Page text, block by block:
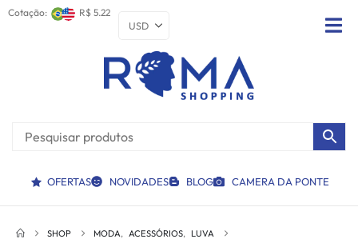
Cotação: R$ 5.22
OFERTAS NOVIDADES BLOG CAMERA DA PONTE
SHOP MODA, ACESSÓRIOS, LUVA